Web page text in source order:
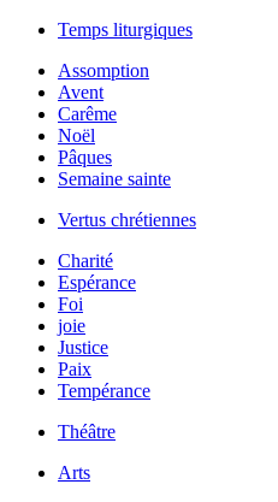
Temps liturgiques
Assomption
Avent
Carême
Noël
Pâques
Semaine sainte
Vertus chrétiennes
Charité
Espérance
Foi
joie
Justice
Paix
Tempérance
Théâtre
Arts